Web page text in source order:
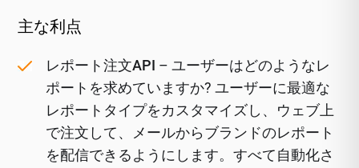
主な利点
レポート注文API – ユーザーはどのようなレ
ポートを求めていますか? ユーザーに最適な
レポートタイプをカスタマイズし、ウェブ上
で注文して、メールからブランドのレポート
を配信できるようにします。すべて自動化さ